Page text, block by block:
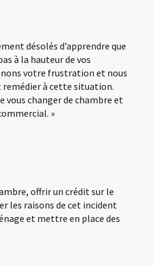
désolés d’apprendre que
à la hauteur de vos
votre frustration et nous
à cette situation.
vous changer de chambre et
»
offrir un crédit sur le
les raisons de cet incident
et mettre en place des